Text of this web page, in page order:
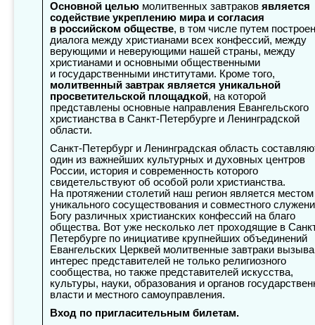
Основной целью молитвенных завтраков является
содействие укреплению мира и согласия
в российском обществе, в том числе путем
диалога между христианами всех конфессий, между
верующими и неверующими нашей страны, между
христианами и основными общественными
и государственными институтами. Кроме того,
молитвенный завтрак является уникальной
просветительской площадкой, на которой
представлены основные направления Евангельского
христианства в Санкт-Петербурге и Ленинградской
области.
Санкт-Петербург и Ленинградская область
один из важнейших культурных и духовных центров
России, история и современность которого
свидетельствуют об особой роли христианства.
На протяжении столетий наш регион является местом
уникального сосуществования и совместного
Богу различных христианских конфессий на благо
общества. Вот уже несколько лет проходящие в
Петербурге по инициативе крупнейших объединений
Евангельских Церквей молитвенные завтраки
интерес представителей не только религиозного
сообщества, но также представителей искусства,
культуры, науки, образования и органов
власти и местного самоуправления.
Вход по пригласительным билетам.